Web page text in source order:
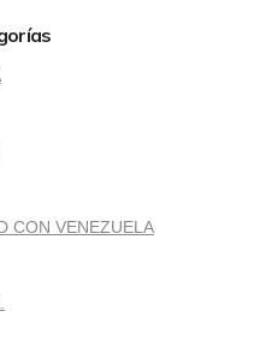
CON VENEZUELA